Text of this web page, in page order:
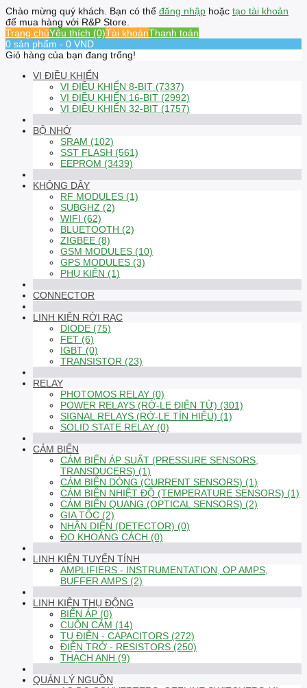
Chào mừng quý khách. Bạn có thể đăng nhập hoặc tạo tài khoản
để mua hàng với R&P Store.
Trang chủYêu thích (0)Tài khoảnThanh toán
0 sản phẩm - 0 VND
Giỏ hàng của bạn đang trống!
VI ĐIỀU KHIỂN
VI ĐIỀU KHIỂN 8-BIT (7337)
VI ĐIỀU KHIỂN 16-BIT (2992)
VI ĐIỀU KHIỂN 32-BIT (1757)
BỘ NHỚ
SRAM (102)
SST FLASH (561)
EEPROM (3439)
KHÔNG DÂY
RF MODULES (1)
SUBGHZ (2)
WIFI (62)
BLUETOOTH (2)
ZIGBEE (8)
GSM MODULES (10)
GPS MODULES (3)
PHỤ KIỆN (1)
CONNECTOR
LINH KIỆN RỜI RẠC
DIODE (75)
FET (6)
IGBT (0)
TRANSISTOR (23)
RELAY
PHOTOMOS RELAY (0)
POWER RELAYS (RỜ-LE ĐIỆN TỪ) (301)
SIGNAL RELAYS (RỜ-LE TÍN HIỆU) (1)
SOLID STATE RELAY (0)
CẢM BIẾN
CẢM BIẾN ÁP SUẤT (PRESSURE SENSORS,
TRANSDUCERS) (1)
CẢM BIẾN DÒNG (CURRENT SENSORS) (1)
CẢM BIẾN NHIỆT ĐỘ (TEMPERATURE SENSORS) (1)
CẢM BIẾN QUANG (OPTICAL SENSORS) (2)
GIA TỐC (2)
NHẬN DIỆN (DETECTOR) (0)
ĐO KHOẢNG CÁCH (0)
LINH KIỆN TUYẾN TÍNH
AMPLIFIERS - INSTRUMENTATION, OP AMPS,
BUFFER AMPS (2)
LINH KIỆN THỤ ĐỘNG
BIẾN ÁP (0)
CUỘN CẢM (14)
TỤ ĐIỆN - CAPACITORS (272)
ĐIỆN TRỞ - RESISTORS (250)
THẠCH ANH (9)
QUẢN LÝ NGUỒN